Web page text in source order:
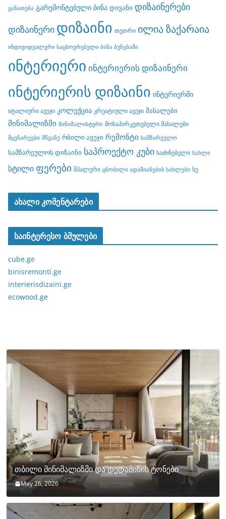
განათება გარემონტებული ბინა დივანი დიზაინერები
დიზაინერი დიზაინი თეთრი ილია ზაქარაია
ინდივიდუალური საცხოვრებელი ბინა ბუნებაში
ინტერიერი ინტერიერის დიზაინერი
ინტერიერის დიზაინი ინტერიერში
იტალიური ავეჯი კოლექცია კრეატიული ავეჯი მასალები
მინიმალიზმი მინიმალისტური მოსაპირკეთებელი მასალები
მცენარეები მწვანე რბილი ავეჯი რემონტი სამზარეულო
სამზარეულოს დიზაინი საპროექტო კუბი საძინებელი სახლი
სტილი ფერები შპალერი ცნობილი ადამიანების სახლები ხე
ახალი კომენტარები
საინტერესო ბმულები
cube.ge
binisremonti.ge
interierisdizaini.ge
ecowood.ge
თბილი მინიმალიზმი და დედამიწის ტონები
May 26, 2026